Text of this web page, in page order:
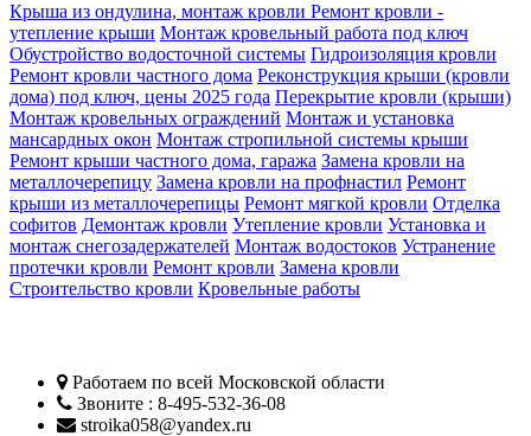
Крыша из ондулина, монтаж кровли Ремонт кровли -
утепление крыши Монтаж кровельный работа под ключ
Обустройство водосточной системы Гидроизоляция кровли
Ремонт кровли частного дома Реконструкция крыши (кровли
дома) под ключ, цены 2025 года Перекрытие кровли (крыши)
Монтаж кровельных ограждений Монтаж и установка
мансардных окон Монтаж стропильной системы крыши
Ремонт крыши частного дома, гаража Замена кровли на
металлочерепицу Замена кровли на профнастил Ремонт
крыши из металлочерепицы Ремонт мягкой кровли Отделка
софитов Демонтаж кровли Утепление кровли Установка и
монтаж снегозадержателей Монтаж водостоков Устранение
протечки кровли Ремонт кровли Замена кровли
Строительство кровли Кровельные работы
Работаем по всей Московской области
Звоните : 8-495-532-36-08
stroika058@yandex.ru